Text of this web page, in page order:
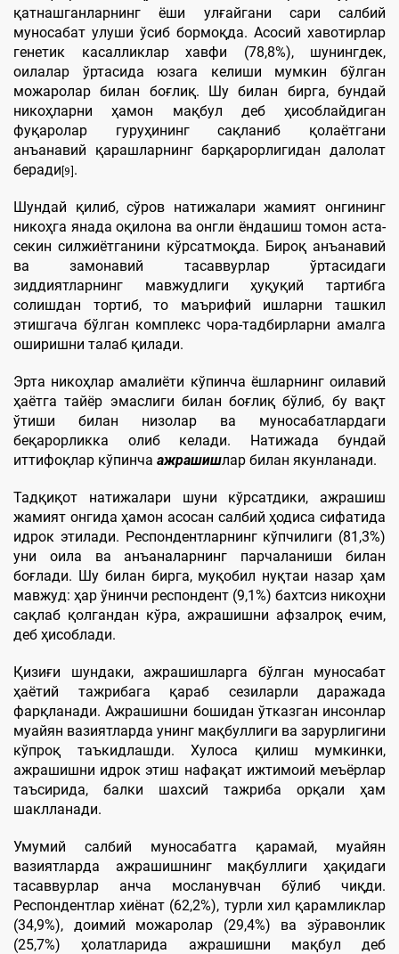
қатнашганларнинг ёши улғайгани сари салбий
муносабат улуши ўсиб бормоқда. Асосий хавотирлар
генетик касалликлар хавфи (78,8%), шунингдек,
оилалар ўртасида юзага келиши мумкин бўлган
можаролар билан боғлиқ. Шу билан бирга, бундай
никоҳларни ҳамон мақбул деб ҳисоблайдиган
фуқаролар гуруҳининг сақланиб қолаётгани
анъанавий қарашларнинг барқарорлигидан далолат
беради [9] .
Шундай қилиб, сўров натижалари жамият онгининг
никоҳга янада оқилона ва онгли ёндашиш томон аста-
секин силжиётганини кўрсатмоқда. Бироқ анъанавий
ва замонавий тасаввурлар ўртасидаги
зиддиятларнинг мавжудлиги ҳуқуқий тартибга
солишдан тортиб, то маърифий ишларни ташкил
этишгача бўлган комплекс чора-тадбирларни амалга
оширишни талаб қилади.
Эрта никоҳлар амалиёти кўпинча ёшларнинг оилавий
ҳаётга тайёр эмаслиги билан боғлиқ бўлиб, бу вақт
ўтиши билан низолар ва муносабатлардаги
беқарорликка олиб келади. Натижада бундай
иттифоқлар кўпинча ажрашишлар билан якунланади.
Тадқиқот натижалари шуни кўрсатдики, ажрашиш
жамият онгида ҳамон асосан салбий ҳодиса сифатида
идрок этилади. Респондентларнинг кўпчилиги (81,3%)
уни оила ва анъаналарнинг парчаланиши билан
боғлади. Шу билан бирга, муқобил нуқтаи назар ҳам
мавжуд: ҳар ўнинчи респондент (9,1%) бахтсиз никоҳни
сақлаб қолгандан кўра, ажрашишни афзалроқ ечим,
деб ҳисоблади.
Қизиғи шундаки, ажрашишларга бўлган муносабат
ҳаётий тажрибага қараб сезиларли даражада
фарқланади. Ажрашишни бошидан ўтказган инсонлар
муайян вазиятларда унинг мақбуллиги ва зарурлигини
кўпроқ таъкидлашди. Хулоса қилиш мумкинки,
ажрашишни идрок этиш нафақат ижтимоий меъёрлар
таъсирида, балки шахсий тажриба орқали ҳам
шаклланади.
Умумий салбий муносабатга қарамай, муайян
вазиятларда ажрашишнинг мақбуллиги ҳақидаги
тасаввурлар анча мосланувчан бўлиб чиқди.
Респондентлар хиёнат (62,2%), турли хил қарамликлар
(34,9%), доимий можаролар (29,4%) ва зўравонлик
(25,7%) ҳолатларида ажрашишни мақбул деб